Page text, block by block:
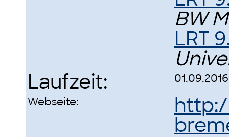
BW
LRT
Laufzeit:
Webseite: